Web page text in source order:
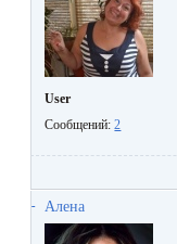
для
депиляции
Эпиляция
или
депиляция?
User
Сообщений:2
Алена